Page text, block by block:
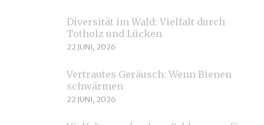
Diversität im Wald: Vielfalt durch
Totholz und Lücken
22 JUNI, 2026
Vertrautes Geräusch: Wenn Bienen
schwärmen
22 JUNI, 2026